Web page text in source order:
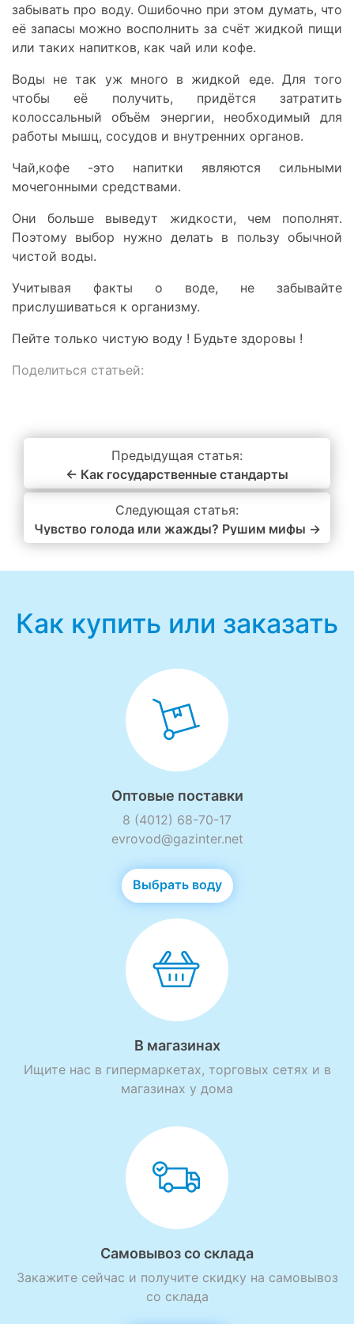
забывать про воду. Ошибочно при этом думать, что
её запасы можно восполнить за счёт жидкой пищи
или таких напитков, как чай или кофе.
Воды не так уж много в жидкой еде. Для того
чтобы её получить, придётся затратить
колоссальный объём энергии, необходимый для
работы мышц, сосудов и внутренних органов.
Чай,кофе -это напитки являются сильными
мочегонными средствами.
Они больше выведут жидкости, чем пополнят.
Поэтому выбор нужно делать в пользу обычной
чистой воды.
Учитывая факты о воде, не забывайте
прислушиваться к организму.
Пейте только чистую воду ! Будьте здоровы !
Поделиться статьей:
Предыдущая статья:
← Как государственные стандарты
определяют качество воды
Следующая статья:
Чувство голода или жажды? Рушим мифы →
Как купить или заказать
Оптовые поставки
8 (4012) 68-70-17
evrovod@gazinter.net
Выбрать воду
В магазинах
Ищите нас в гипермаркетах, торговых сетях и в
магазинах у дома
Самовывоз со склада
Закажите сейчас и получите скидку на самовывоз
со склада